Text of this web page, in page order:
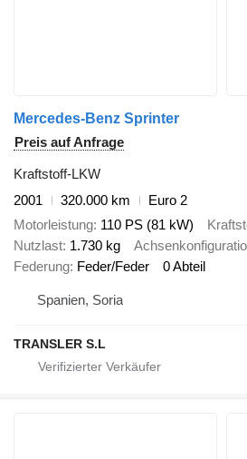
Mercedes-Benz Sprinter
Preis auf Anfrage
Kraftstoff-LKW
2001
320.000 km
Euro 2
Motorleistung 110 PS (81 kW)
Nutzlast 1.730 kg
Federung Feder/Feder 0 Abteil
Spanien, Soria
TRANSLER S.L